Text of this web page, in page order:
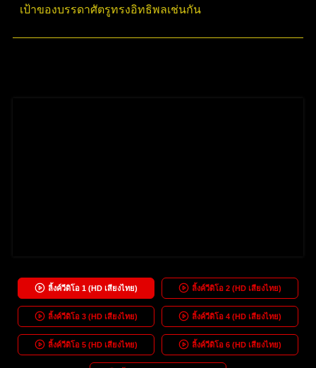
เป้าของบรรดาศัตรูทรงอิทธิพลเช่นกัน
ลิ้งค์วีดิโอ1 (HD เสียงไทย) ลิ้งค์วีดิโอ2 (HD เสียงไทย)
ลิ้งค์วีดิโอ3 (HD เสียงไทย) ลิ้งค์วีดิโอ4 (HD เสียงไทย)
ลิ้งค์วีดิโอ5 (HD เสียงไทย) ลิ้งค์วีดิโอ6 (HD เสียงไทย)